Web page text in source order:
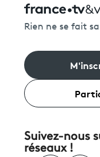
Rien ne se fait
Suivez-nous
réseaux !